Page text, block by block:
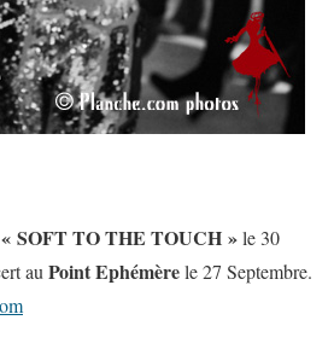
« SOFT TO THE TOUCH »le 30
au Point Ephémèrele 27 Septembre.